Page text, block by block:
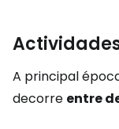
A principal
decorre entre